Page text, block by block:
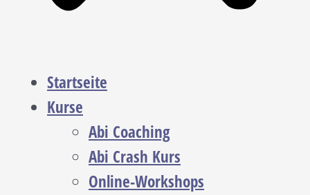
Startseite
Kurse
Abi Coaching
Abi Crash Kurs
Online-Workshops